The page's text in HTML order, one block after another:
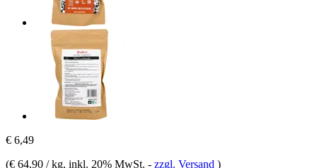
€ 6,49
(€ 64,90 / kg, inkl. 20% MwSt. - zzgl. Versand )